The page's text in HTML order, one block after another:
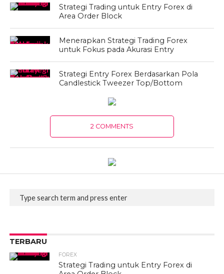
Strategi Trading untuk Entry Forex di
Area Order Block
Menerapkan Strategi Trading Forex
untuk Fokus pada Akurasi Entry
Strategi Entry Forex Berdasarkan Pola
Candlestick Tweezer Top/Bottom
2 COMMENTS
TERBARU
FOREX
Strategi Trading untuk Entry Forex di